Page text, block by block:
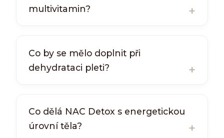
multivitamin?
Co by se mělo doplnit při
dehydrataci pleti?
Co dělá NAC Detox s energetickou
úrovní těla?